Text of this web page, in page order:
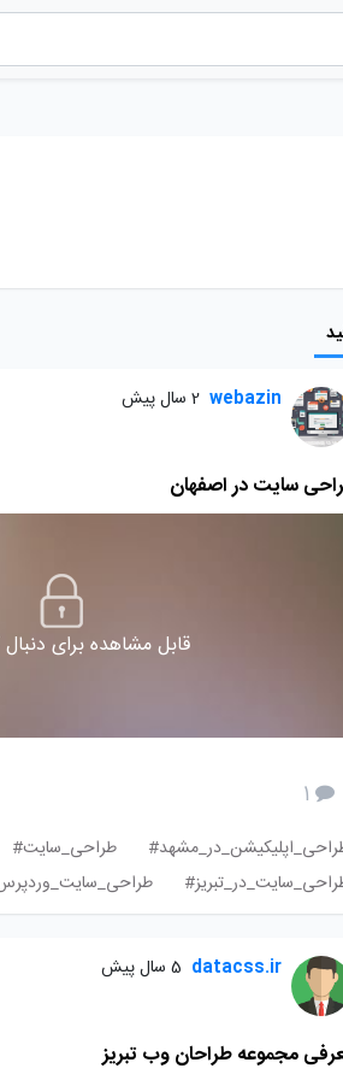
webazin 2 سال پیش
سایت در اصفهان
قابل مشاهده برای دنبال
1
طراحی_سایت#
datacss.ir 5 سال پیش
مجموعه طراحان وب تبریز